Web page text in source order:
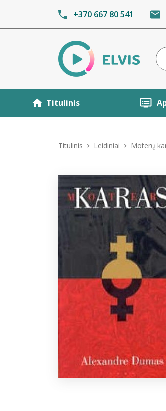
+370 667 80 541
Titulinis
Titulinis Leidiniai Moterų